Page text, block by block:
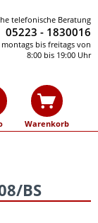
telefonische Beratung
05223 - 1830016
montags bis freitags von
8:00 bis 19:00 Uhr
Warenkorb
BS